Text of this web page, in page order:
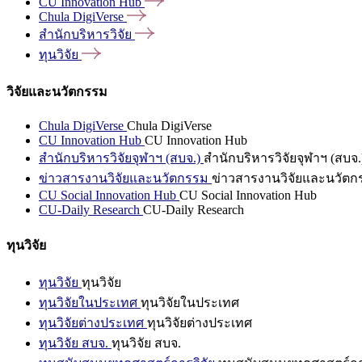
Chula DigiVerse
สำนักบริหารวิจัย
ทุนวิจัย
วิจัยและนวัตกรรม
Chula DigiVerse Chula DigiVerse
CU Innovation Hub CU Innovation Hub
สำนักบริหารวิจัยจุฬาฯ (สบจ.) สำนักบริหารวิจัยจุฬาฯ (สบจ
ข่าวสารงานวิจัยและนวัตกรรม ข่าวสารงานวิจัยและนวัตก
CU Social Innovation Hub CU Social Innovation Hub
CU-Daily Research CU-Daily Research
ทุนวิจัย
ทุนวิจัย ทุนวิจัย
ทุนวิจัยในประเทศ ทุนวิจัยในประเทศ
ทุนวิจัยต่างประเทศ ทุนวิจัยต่างประเทศ
ทุนวิจัย สบจ. ทุนวิจัย สบจ.